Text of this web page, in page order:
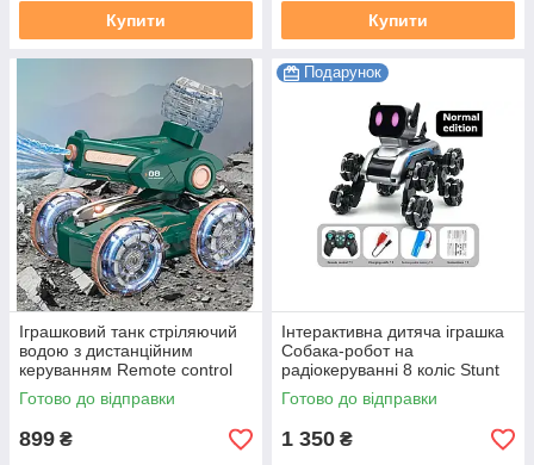
Купити Купити
Іграшковий танк стріляючий
водою з дистанційним
керуванням Remote control
car
Готово до відправки
899 ₴
Подарунок
Інтерактивна дитяча іграшка
Собака-робот на
радіокеруванні 8 коліс Stunt
Robot Dog
Готово до відправки
1 350 ₴